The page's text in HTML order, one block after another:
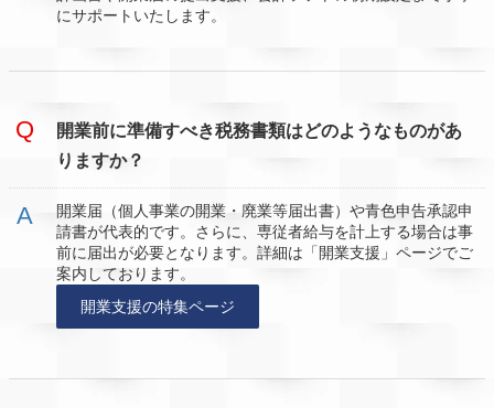
にサポートいたします。
開業前に準備すべき税務書類はどのようなものがあ
りますか？
開業届（個人事業の開業・廃業等届出書）や青色申告承認申
請書が代表的です。さらに、専従者給与を計上する場合は事
前に届出が必要となります。詳細は「開業支援」ページでご
案内しております。
開業支援の特集ページ